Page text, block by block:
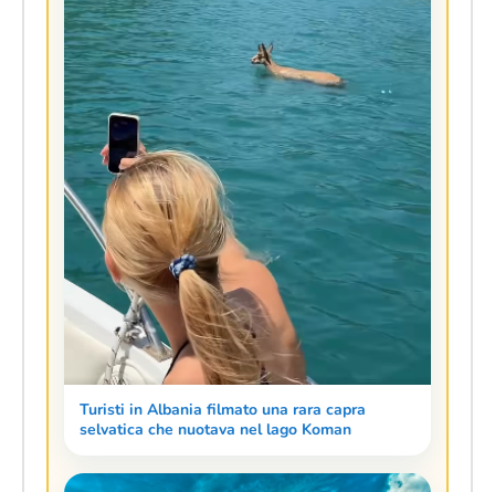
Turisti in Albania filmato una rara capra
selvatica che nuotava nel lago Koman